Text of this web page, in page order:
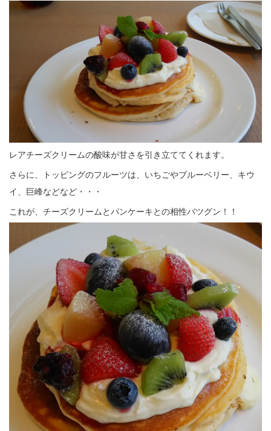
レアチーズクリームの酸味が甘さを引き立ててくれます。
さらに、トッピングのフルーツは、いちごやブルーベリー、キウ
イ、巨峰などなど・・・
これが、チーズクリームとパンケーキとの相性バツグン！！